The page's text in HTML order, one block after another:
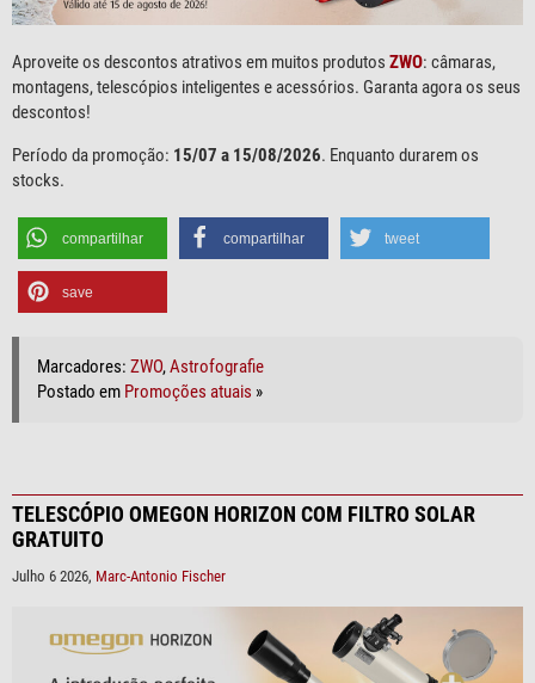
Aproveite os descontos atrativos em muitos produtos ZWO: câmaras,
montagens, telescópios inteligentes e acessórios. Garanta agora os seus
descontos!
Período da promoção: 15/07 a 15/08/2026. Enquanto durarem os
stocks.
compartilhar compartilhar tweet
save
Marcadores: ZWO,Astrofografie
Postado em Promoções atuais »
TELESCÓPIO OMEGON HORIZON COM FILTRO SOLAR
GRATUITO
Julho 6 2026, Marc-Antonio Fischer